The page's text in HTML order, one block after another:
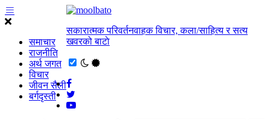
समाचार
राजनीति
अर्थ जगत
विचार
जीवन सैली
बर्गदृस्ती
सकारात्मक परिवर्तनवाहक विचार, कला/साहित्य र सत्य
खवरको बाटाे